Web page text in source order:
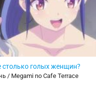
голых женщин?
/ Megami no Cafe Terrace